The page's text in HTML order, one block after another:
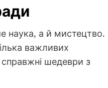
наука, а й мистецтво.
важливих
шедеври з